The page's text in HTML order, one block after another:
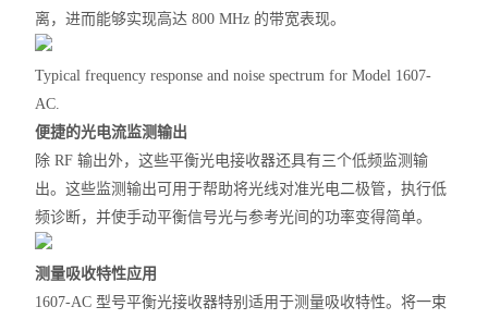
离，进而能够实现高达 800 MHz 的带宽表现。
Typical frequency response and noise spectrum for Model 1607-
AC.
便捷的光电流监测输出
除 RF 输出外，这些平衡光电接收器还具有三个低频监测输
出。这些监测输出可用于帮助将光线对准光电二极管，执行低
频诊断，并使手动平衡信号光与参考光间的功率变得简单。
测量吸收特性应用
1607-AC 型号平衡光接收器特别适用于测量吸收特性。将一束